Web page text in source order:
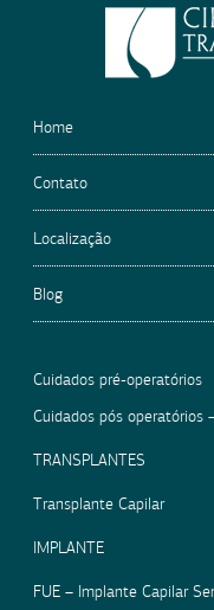
Home
Contato
Localização
Blog
Cuidados pré-operatórios
Cuidados pós operatórios
TRANSPLANTES
Transplante Capilar
IMPLANTE
FUE – Implante Capilar